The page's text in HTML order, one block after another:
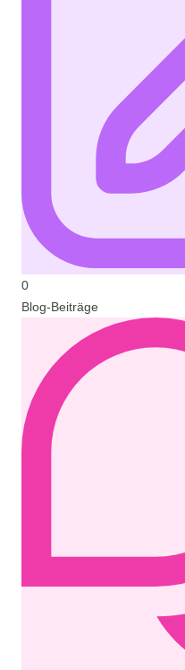
0
Blog-Beiträge